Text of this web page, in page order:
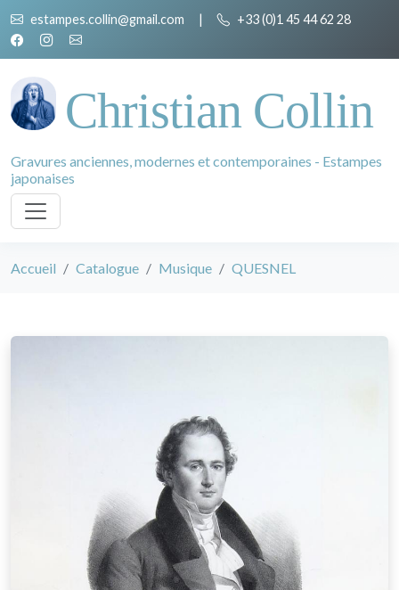
estampes.collin@gmail.com | +33 (0)1 45 44 62 28
Christian Collin
Gravures anciennes, modernes et contemporaines - Estampes
japonaises
Accueil Catalogue Musique QUESNEL